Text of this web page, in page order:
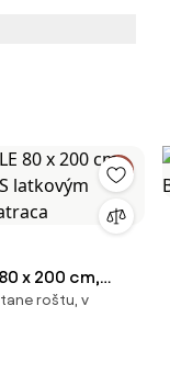
80 x 200 cm,
latkovým
roštu, v